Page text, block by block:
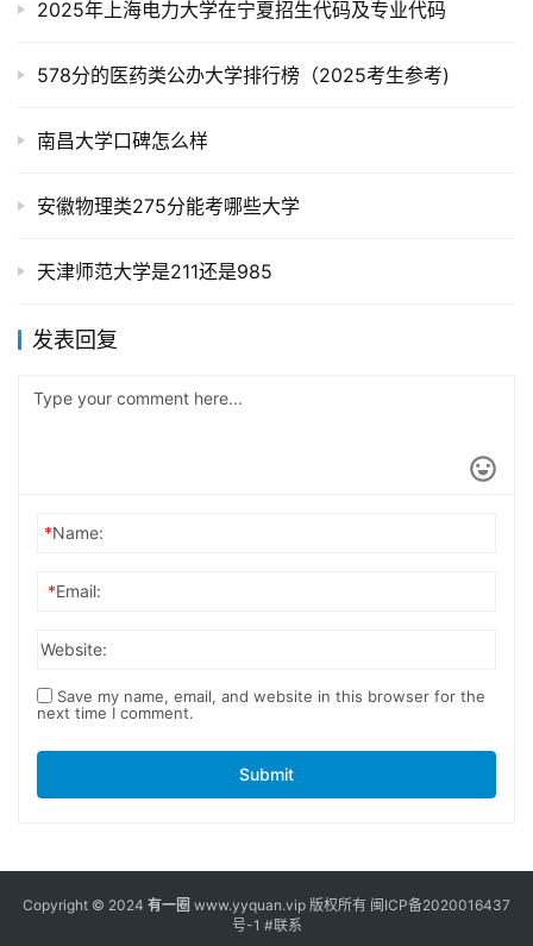
2025年上海电力大学在宁夏招生代码及专业代码
578分的医药类公办大学排行榜（2025考生参考)
南昌大学口碑怎么样
安徽物理类275分能考哪些大学
天津师范大学是211还是985
发表回复
*Name:
*Email:
Website:
Save my name, email, and website in this browser for the
next time I comment.
Submit
Copyright © 2024 有一圈 www.yyquan.vip 版权所有 闽ICP备2020016437
号-1 #联系